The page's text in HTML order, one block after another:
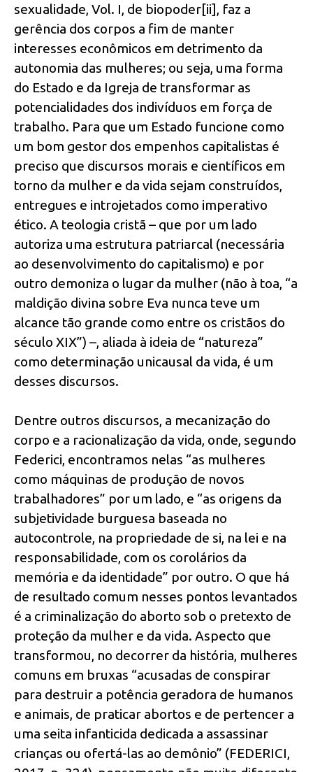
sexualidade, Vol. I, de biopoder[ii], faz a
gerência dos corpos a fim de manter
interesses econômicos em detrimento da
autonomia das mulheres; ou seja, uma forma
do Estado e da Igreja de transformar as
potencialidades dos indivíduos em força de
trabalho. Para que um Estado funcione como
um bom gestor dos empenhos capitalistas é
preciso que discursos morais e científicos em
torno da mulher e da vida sejam construídos,
entregues e introjetados como imperativo
ético. A teologia cristã – que por um lado
autoriza uma estrutura patriarcal (necessária
ao desenvolvimento do capitalismo) e por
outro demoniza o lugar da mulher (não à toa, “a
maldição divina sobre Eva nunca teve um
alcance tão grande como entre os cristãos do
século XIX”) –, aliada à ideia de “natureza”
como determinação unicausal da vida, é um
desses discursos.
Dentre outros discursos, a mecanização do
corpo e a racionalização da vida, onde, segundo
Federici, encontramos nelas “as mulheres
como máquinas de produção de novos
trabalhadores” por um lado, e “as origens da
subjetividade burguesa baseada no
autocontrole, na propriedade de si, na lei e na
responsabilidade, com os corolários da
memória e da identidade” por outro. O que há
de resultado comum nesses pontos levantados
é a criminalização do aborto sob o pretexto de
proteção da mulher e da vida. Aspecto que
transformou, no decorrer da história, mulheres
comuns em bruxas “acusadas de conspirar
para destruir a potência geradora de humanos
e animais, de praticar abortos e de pertencer a
uma seita infanticida dedicada a assassinar
crianças ou ofertá-las ao demônio” (FEDERICI,